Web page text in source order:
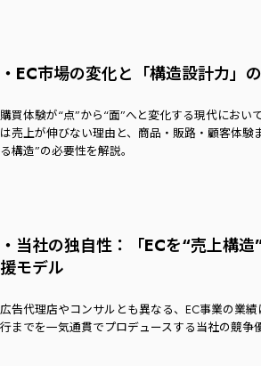
・EC市場の変化と「構造設計力」
購買体験が“点”から“面”へと変化する現代におい
は売上が伸びない理由と、商品・販路・顧客体験
る構造”の必要性を解説。
・当社の独自性：「ECを“売上構
援モデル
広告代理店やコンサルとも異なる、EC事業の業
行までを一気通貫でプロデュースする当社の競争